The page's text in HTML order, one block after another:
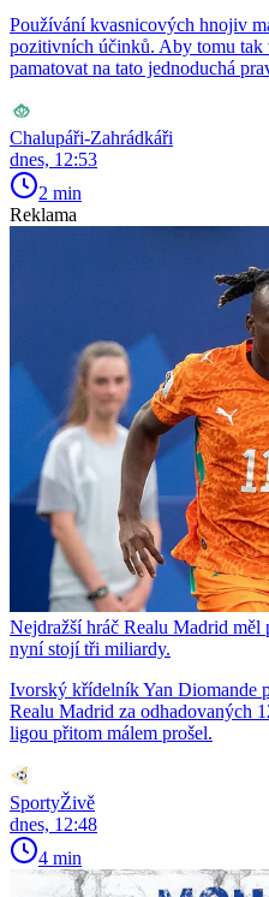
Používání kvasnicových hnojiv
pozitivních účinků. Aby tomu tak
pamatovat na tato jednoduchá
Chalupáři-Zahrádkáři
dnes, 12:53
2 min
Reklama
Nejdražší hráč Realu Madrid
nyní stojí tři miliardy.
Ivorský křídelník Yan Diomande
Realu Madrid za odhadovaných
ligou přitom málem prošel.
SportyŽivě
dnes, 12:48
4 min